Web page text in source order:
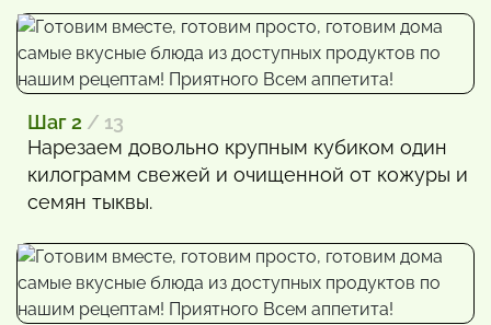
Шаг 2 / 13
Нарезаем довольно крупным кубиком один
килограмм свежей и очищенной от кожуры и
семян тыквы.